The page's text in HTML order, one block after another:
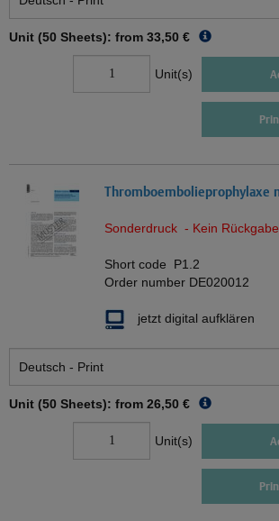
Unit (50 Sheets): from 33,50 €
Unit(s)
Thromboembolieprophylaxe
Sonderdruck - Kein
Short code P1.2
Order number DE020012
jetzt digital aufklären
Unit (50 Sheets): from 26,50 €
Unit(s)